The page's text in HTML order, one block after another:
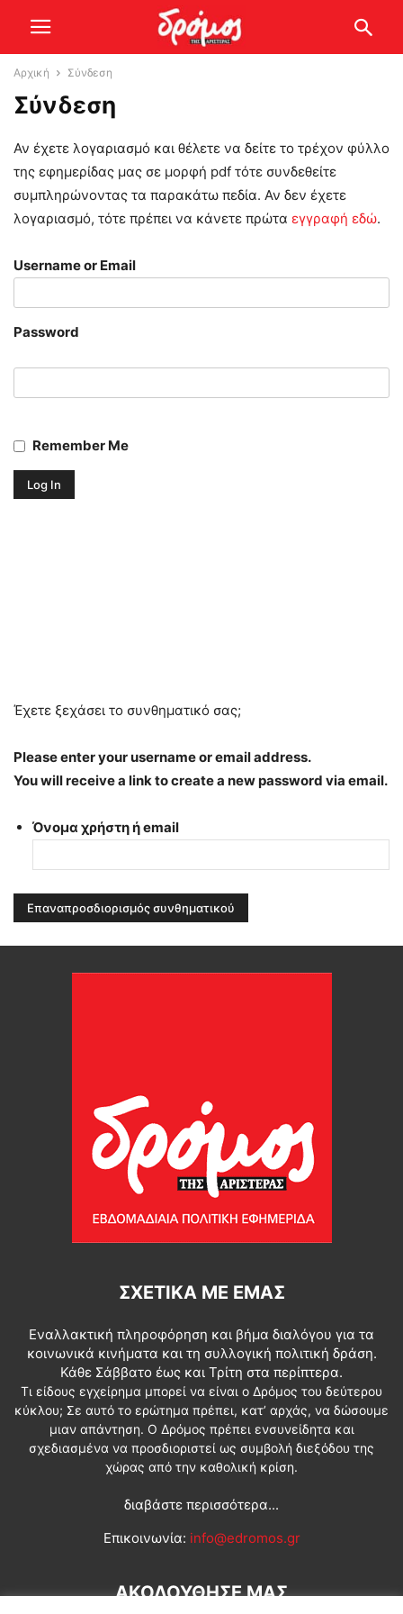
Αρχική Σύνδεση
Σύνδεση
Αν έχετε λογαριασμό και θέλετε να δείτε το τρέχον φύλλο
της εφημερίδας μας σε μορφή pdf τότε συνδεθείτε
συμπληρώνοντας τα παρακάτω πεδία. Αν δεν έχετε
λογαριασμό, τότε πρέπει να κάνετε πρώτα εγγραφή εδώ.
Username or Email
Password
Remember Me
Έχετε ξεχάσει το συνθηματικό σας;
Please enter your username or email address.
You will receive a link to create a new password via email.
Όνομα χρήστη ή email
ΣΧΕΤΙΚΆ ΜΕ ΕΜΆΣ
Εναλλακτική πληροφόρηση και βήμα διαλόγου για τα
κοινωνικά κινήματα και τη συλλογική πολιτική δράση.
Κάθε Σάββατο έως και Τρίτη στα περίπτερα.
Τι είδους εγχείρημα μπορεί να είναι ο Δρόμος του δεύτερου
κύκλου; Σε αυτό το ερώτημα πρέπει, κατ’ αρχάς, να δώσουμε
μιαν απάντηση. Ο Δρόμος πρέπει ενσυνείδητα και
σχεδιασμένα να προσδιοριστεί ως συμβολή διεξόδου της
χώρας από την καθολική κρίση.
διαβάστε περισσότερα...
Επικοινωνία: info@edromos.gr
ΑΚΟΛΟΥΘΗΣΕ ΜΑΣ